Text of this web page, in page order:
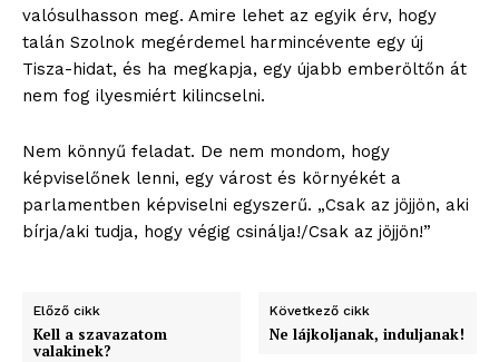
ELŐFIZETÉS
Hasznos
bSZ fiók
Előfizetés
Hirdetés
valósulhasson meg. Amire lehet az egyik érv, hogy
talán Szolnok megérdemel harmincévente egy új
Tisza-hidat, és ha megkapja, egy újabb emberöltőn át
nem fog ilyesmiért kilincselni.
Nem könnyű feladat. De nem mondom, hogy
képviselőnek lenni, egy várost és környékét a
parlamentben képviselni egyszerű. „Csak az jöjjön, aki
bírja/aki tudja, hogy végig csinálja!/Csak az jöjjön!”
Előző cikk
Kell a szavazatom
valakinek?
Következő cikk
Ne lájkoljanak, induljanak!